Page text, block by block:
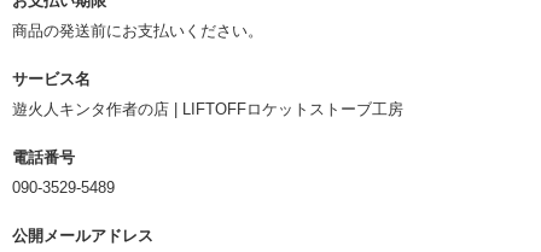
商品の発送前にお支払いください。
サービス名
遊火人キンタ作者の店 | LIFTOFFロケットストーブ工房
電話番号
090-3529-5489
公開メールアドレス